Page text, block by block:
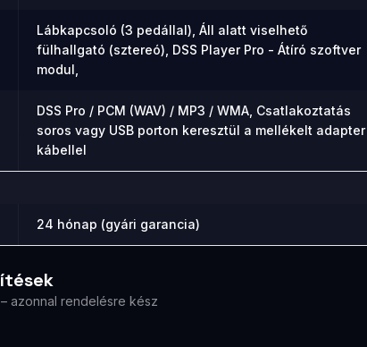
Lábkapcsoló (3 pedállal), Áll alatt viselhető
fülhallgató (sztereó), DSS Player Pro - Átíró szoftver
modul,
DSS Pro / PCM (WAV) / MP3 / WMA, Csatlakoztatás
soros vagy USB porton keresztül a mellékelt adapter
kábellel
24 hónap (gyári garancia)
azonnal rendelésre kész